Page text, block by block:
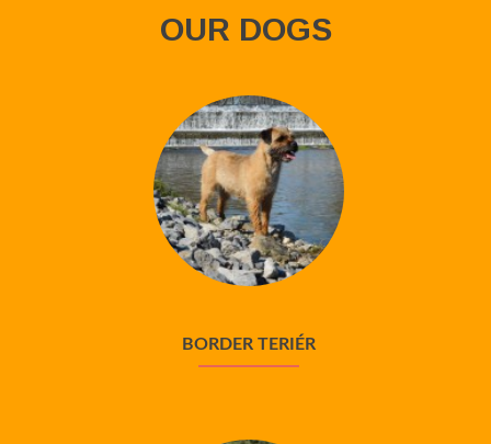
OUR DOGS
BORDER TERIÉR